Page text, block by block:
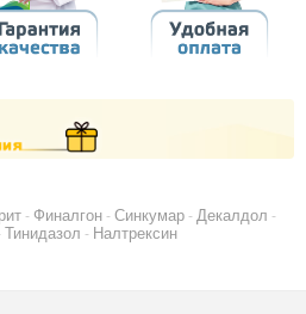
- Финалгон - Синкумар - Декалдол -
Тинидазол - Налтрексин